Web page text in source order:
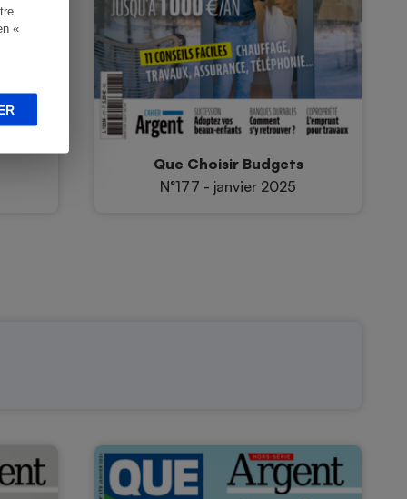
«
Que Choisir Budgets
N°177 - janvier 2025